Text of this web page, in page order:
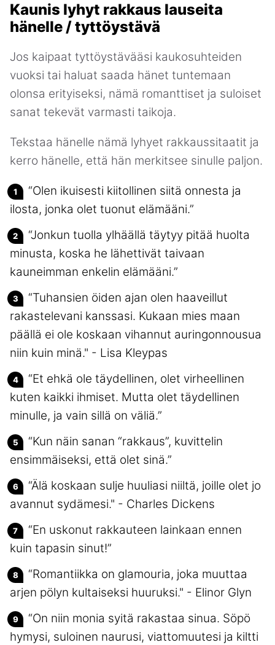
Kaunis lyhyt rakkaus lauseita
hänelle / tyttöystävä
Jos kaipaat tyttöystävääsi kaukosuhteiden
vuoksi tai haluat saada hänet tuntemaan
olonsa erityiseksi, nämä romanttiset ja suloiset
sanat tekevät varmasti taikoja.
Tekstaa hänelle nämä lyhyet rakkaussitaatit ja
kerro hänelle, että hän merkitsee sinulle paljon.
“Olen ikuisesti kiitollinen siitä onnesta ja
ilosta, jonka olet tuonut elämääni.”
“Jonkun tuolla ylhäällä täytyy pitää huolta
minusta, koska he lähettivät taivaan
kauneimman enkelin elämääni.”
“Tuhansien öiden ajan olen haaveillut
rakastelevani kanssasi. Kukaan mies maan
päällä ei ole koskaan vihannut auringonnousua
niin kuin minä." - Lisa Kleypas
“Et ehkä ole täydellinen, olet virheellinen
kuten kaikki ihmiset. Mutta olet täydellinen
minulle, ja vain sillä on väliä.”
“Kun näin sanan “rakkaus”, kuvittelin
ensimmäiseksi, että olet sinä.”
“Älä koskaan sulje huuliasi niiltä, joille olet jo
avannut sydämesi." - Charles Dickens
“En uskonut rakkauteen lainkaan ennen
kuin tapasin sinut!”
“Romantiikka on glamouria, joka muuttaa
arjen pölyn kultaiseksi huuruksi." - Elinor Glyn
“On niin monia syitä rakastaa sinua. Söpö
hymysi, suloinen naurusi, viattomuutesi ja kiltti